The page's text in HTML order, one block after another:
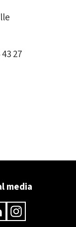
27
media
Instagram